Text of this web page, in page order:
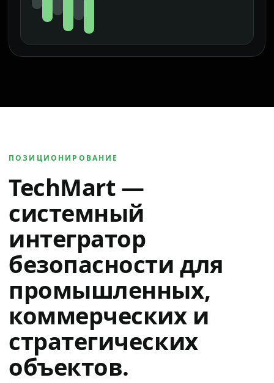
ПОЗИЦИОНИРОВАНИЕ
TechMart —
системный
интегратор
безопасности для
промышленных,
коммерческих и
стратегических
объектов.